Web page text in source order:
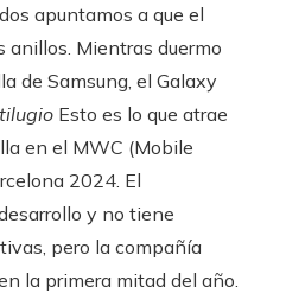
apuntamos a que el
anillos. Mientras duermo
de Samsung, el Galaxy
Esto es lo que atrae
en el MWC (Mobile
2024. El
y no tiene
pero la compañía
la primera mitad del año.